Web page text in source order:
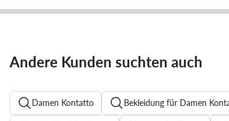
Andere Kunden suchten auch
Damen Kontatto Bekleidung für Damen